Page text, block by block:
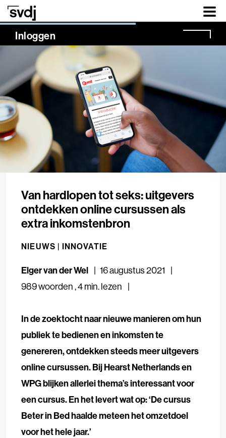
Naar hoofdinhoud
Inloggen
NaN%
Van hardlopen tot seks: uitgevers
ontdekken online cursussen als
extra inkomstenbron
NIEUWS | INNOVATIE
Elger van der Wel
16 augustus 2021
989 woorden,4 min. lezen
In de zoektocht naar nieuwe manieren om hun
publiek te bedienen en inkomsten te
genereren, ontdekken steeds meer uitgevers
online cursussen. Bij Hearst Netherlands en
WPG blijken allerlei thema’s interessant voor
een cursus. En het levert wat op: ‘De cursus
Beter in Bed haalde meteen het omzetdoel
voor het hele jaar.’